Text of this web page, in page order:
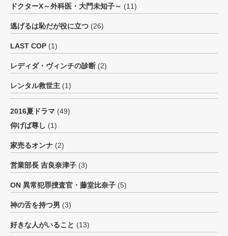
ドクターX～外科医・大門未知子～ (11)
逃げるは恥だが役に立つ (26)
LAST COP (1)
レディダ・ヴィンチの診断 (2)
レンタル救世主 (1)
2016夏ドラマ (49)
仰げば尊し (1)
家売るオンナ (2)
営業部長 吉良奈津子 (3)
ON 異常犯罪捜査官・藤堂比奈子 (5)
神の舌を持つ男 (3)
好きな人がいること (13)